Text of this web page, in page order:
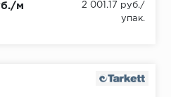
м
2 001.17 руб./
упак.